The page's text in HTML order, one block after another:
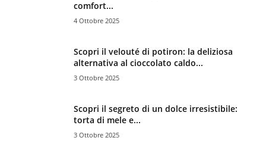
comfort...
4 Ottobre 2025
Scopri il velouté di potiron: la deliziosa
alternativa al cioccolato caldo...
3 Ottobre 2025
Scopri il segreto di un dolce irresistibile:
torta di mele e...
3 Ottobre 2025